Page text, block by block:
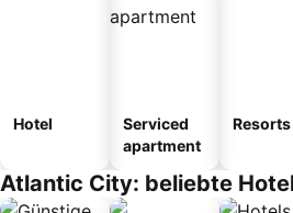
Hotel
Serviced
apartment
Resorts
Atlantic City: beliebte